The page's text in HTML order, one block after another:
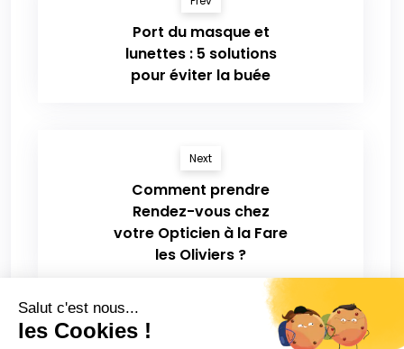
Port du masque et
lunettes : 5 solutions
pour éviter la buée
Next
Comment prendre
Rendez-vous chez
votre Opticien à la Fare
les Oliviers ?